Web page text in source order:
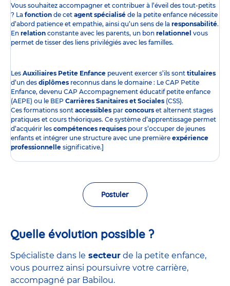
Vous souhaitez accompagner et contribuer à l’éveil des tout-petits
? La fonction de cet agent spécialisé de la petite enfance nécessite
d’abord patience et empathie, ainsi qu’un sens de la responsabilité.
En relation constante avec les parents, un bon relationnel vous
permet de tisser des liens privilégiés avec les familles.
Les Auxiliaires Petite Enfance peuvent exercer s’ils sont titulaires
d’un des diplômes reconnus dans le domaine : Le CAP Petite
Enfance, devenu CAP Accompagnement éducatif petite enfance
(AEPE) ou le BEP Carrières Sanitaires et Sociales (CSS).
Ces formations sont accessibles par concours et alternent stages
pratiques et cours théoriques. Ce système d’apprentissage permet
d’acquérir les compétences requises pour s’occuper de jeunes
enfants et intégrer une structure avec une première expérience
professionnelle significative.]
Postuler
Quelle évolution possible ?
Spécialiste dans le secteur de la petite enfance,
vous pourrez ainsi poursuivre votre carrière,
accompagné par Babilou.